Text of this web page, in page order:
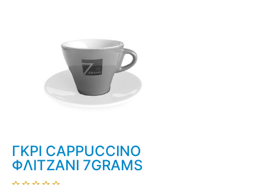
ΓΚΡΙ CAPPUCCINO
ΦΛΙΤΖΑΝΙ 7GRAMS